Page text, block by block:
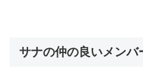
サナの仲の良いメンバ